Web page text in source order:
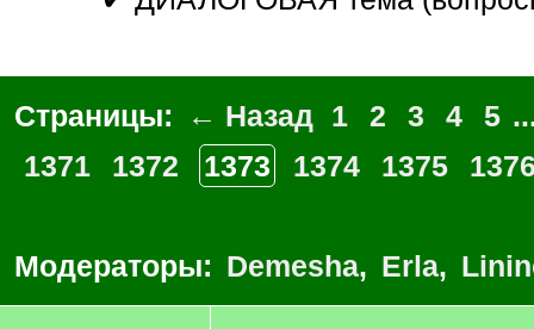
Страницы: ← Назад 1 2 3 4 5
1371
1372 1373 1374 1375
Модераторы: Demesha, Erla,